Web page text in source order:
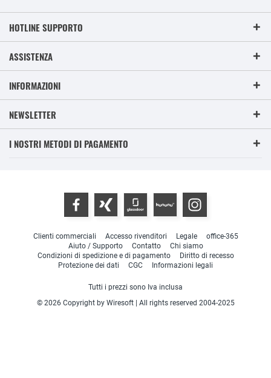
HOTLINE SUPPORTO
ASSISTENZA
INFORMAZIONI
NEWSLETTER
I NOSTRI METODI DI PAGAMENTO
Clienti commerciali Accesso rivenditori Legale
office-365
Aiuto / Supporto
Contatto
Chi siamo
Condizioni di spedizione e di pagamento
Diritto di recesso
Protezione dei dati
CGC Informazioni legali
Tutti i prezzi sono Iva inclusa
© 2026 Copyright by Wiresoft | All rights reserved 2004-2025